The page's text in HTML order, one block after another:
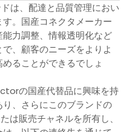
は、配達と品質管理におい
。国産コネクタメーカー
力調整、情報透明化など
、顧客のニーズをよりよ
ることができるでしょ
の国産代替品に興味を持
、さらにこのブランドの
は販売チャネルを所有し、